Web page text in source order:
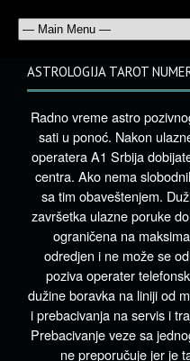
ASTROLOGIJA TAROT
Radno vreme astro
sati u ponoć. Nakon
operatera A1 Srbija
centra. Ako nema
sa tim obaveštenjem.
završetka ulazne poruke
ograničena na
odredjen i ne može se
poziva operater
dužine boravka na liniji od
i prebacivanja na servis i
Prebacivanje veze sa
ne preporučuje jer je